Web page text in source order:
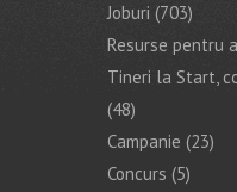
Joburi (703)
Resurse pentru
Tineri la Start,
(48)
Campanie (23)
Concurs (5)